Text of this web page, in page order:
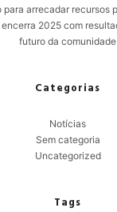
para arrecadar recursos
2025 com
futuro da comunidade
Categorias
Notícias
Sem categoria
Uncategorized
Tags